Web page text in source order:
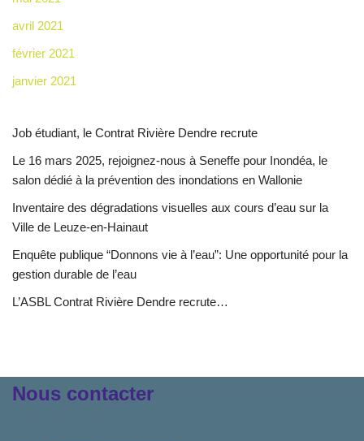
avril 2021
février 2021
janvier 2021
Job étudiant, le Contrat Rivière Dendre recrute
Le 16 mars 2025, rejoignez-nous à Seneffe pour Inondéa, le
salon dédié à la prévention des inondations en Wallonie
Inventaire des dégradations visuelles aux cours d’eau sur la
Ville de Leuze-en-Hainaut
Enquête publique “Donnons vie à l’eau”: Une opportunité pour la
gestion durable de l’eau
L’ASBL Contrat Rivière Dendre recrute…
Nous contacter